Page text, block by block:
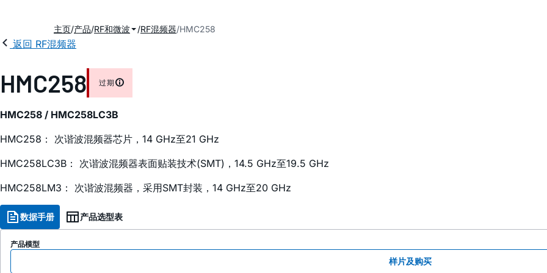
主页 产品 RF和微波 RF混频器 HMC258
返回 RF混频器
HMC258 过期
HMC258 / HMC258LC3B
HMC258： 次谐波混频器芯片，14 GHz至21 GHz
HMC258LC3B： 次谐波混频器表面贴装技术(SMT)，14.5 GHz至19.5 GHz
HMC258LM3： 次谐波混频器，采用SMT封装，14 GHz至20 GHz
数据手册 产品选型表
产品模型
样片及购买